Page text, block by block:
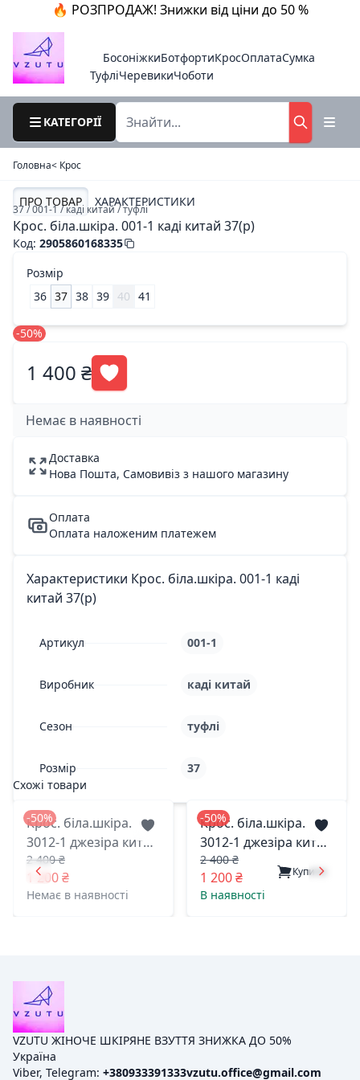
🔥 РОЗПРОДАЖ! Знижки від ціни до 50 %
БосоніжкиБотфортиКросОплатаСумка
ТуфліЧеревикиЧоботи
КАТЕГОРІЇ
Головна< Крос
ПРО ТОВАР ХАРАКТЕРИСТИКИ
37 / 001-1 / каді китай / туфлі
Крос. біла.шкіра. 001-1 каді китай 37(р)
Код: 2905860168335
Розмір
36 37 38 39 40 41
-50%
1 400 ₴
Немає в наявності
Доставка
Нова Пошта, Самовивіз з нашого магазину
Оплата
Оплата наложеним платежем
Характеристики Крос. біла.шкіра. 001-1 каді
китай 37(р)
Артикул 001-1
Виробник каді китай
Сезон туфлі
Розмір
37
Схожі товари
-50%
Крос. біла.шкіра.
3012-1 джезіра китай
37(р)
2 400 ₴
1 200 ₴
Немає в наявності
-50%
Крос. біла.шкіра.
3012-1 джезіра китай
39(р)
2 400 ₴
1 200 ₴ Купити
В наявності
VZUTU ЖІНОЧЕ ШКІРЯНЕ ВЗУТТЯ ЗНИЖКА ДО 50%
Україна
Viber, Telegram: +380933391333vzutu.office@gmail.com